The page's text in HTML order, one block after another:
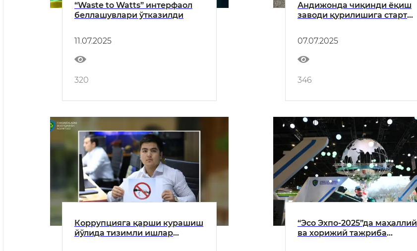
“Waste to Watts” интерфаол
беллашувлари ўтказилди
11.07.2025
320
Андижонда чиқинди ёқиш
заводи қурилишига старт
07.07.2025
346
Коррупцияга қарши курашиш
йўлида тизимли ишлар
“Эсо Эхпо-2025”да маҳаллий
ва хорижий тажриба